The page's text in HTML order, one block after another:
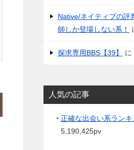
Native/ネイティブの評
師しか登場しない系！
探求専用BBS【39】 に
人気の記事
・ 正確な出会い系ランキ
5,190,425pv